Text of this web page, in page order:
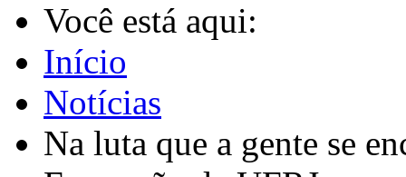
Você está aqui:
Início
Notícias
Na luta que a gente se